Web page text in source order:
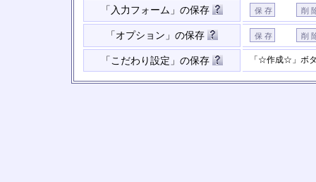
「入力フォーム」の保存
「オプション」の保存
「こだわり設定」の保存 「☆作成☆」ボ